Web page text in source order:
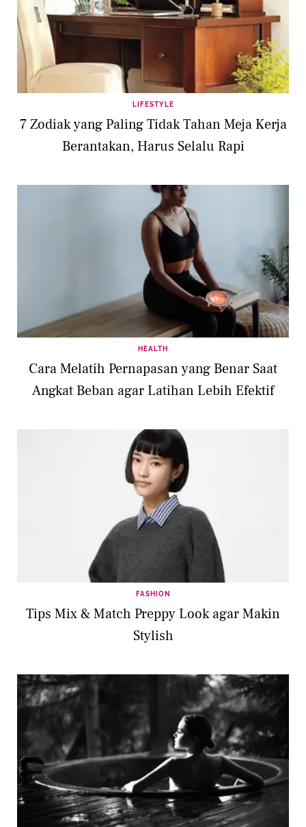
LIFESTYLE
7 Zodiak yang Paling Tidak Tahan Meja Kerja
Berantakan, Harus Selalu Rapi
HEALTH
Cara Melatih Pernapasan yang Benar Saat
Angkat Beban agar Latihan Lebih Efektif
FASHION
Tips Mix & Match Preppy Look agar Makin
Stylish